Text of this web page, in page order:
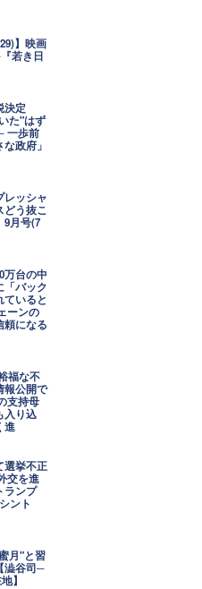
】映画
若き日
決定
た"はず
一歩前
政府」
レッシャ
う抜こ
9月号(7
万台の中
「バック
ていると
ーンの
頼になる
福な不
報公開で
支持母
入り込
進
選挙不正
交を進
ランプ
ント
月"と習
澁谷司─
】